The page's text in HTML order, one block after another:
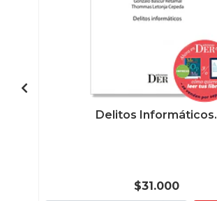
Delitos Informáticos.
$31.000